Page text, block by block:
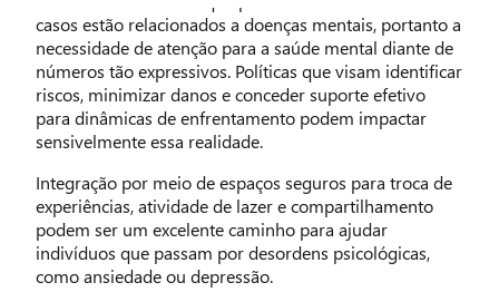
casos estão relacionados a doenças mentais, portanto a
necessidade de atenção para a saúde mental diante de
números tão expressivos. Políticas que visam identificar
riscos, minimizar danos e conceder suporte efetivo
para dinâmicas de enfrentamento podem impactar
sensivelmente essa realidade.
Integração por meio de espaços seguros para troca de
experiências, atividade de lazer e compartilhamento
podem ser um excelente caminho para ajudar
indivíduos que passam por desordens psicológicas,
como ansiedade ou depressão.